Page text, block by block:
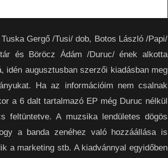
Gergő /Tusi/ dob, Botos László /Papi/
és Böröcz Ádám /Duruc/ ének alkotta
idén augusztusban szerzői kiadásban meg
Ha az információim nem csalnak
a 6 dalt tartalmazó EP még Duruc nélkül
feltüntetve. A muzsika lendületes dögös
a banda zenéhez való hozzáállása is
a marketing stb. A kiadvánnyal egyidőben